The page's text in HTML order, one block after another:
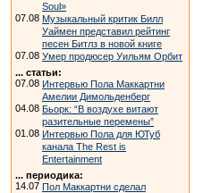
Soul»
07.08 Музыкальный критик Билл
Уаймен представил рейтинг
песен Битлз в новой книге
07.08 Умер продюсер Уильям Орбит
... статьи:
07.08 Интервью Пола Маккартни
Амелии Димольденберг
04.08 Бьорк: “В воздухе витают
разительные перемены”
01.08 Интервью Пола для ЮТуб
канала The Rest is
Entertainment
... периодика:
14.07 Пол Маккартни сделал